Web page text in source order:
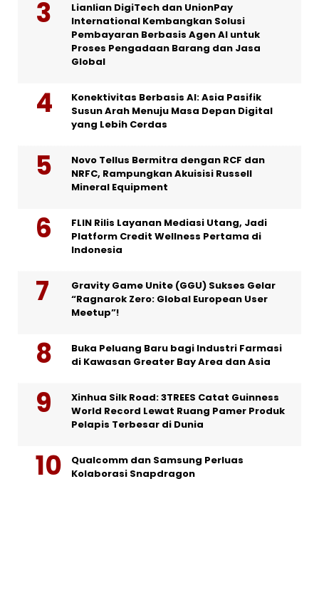
Lianlian DigiTech dan UnionPay
International Kembangkan Solusi
Pembayaran Berbasis Agen AI untuk
Proses Pengadaan Barang dan Jasa
Global
Konektivitas Berbasis AI: Asia Pasifik
Susun Arah Menuju Masa Depan Digital
yang Lebih Cerdas
Novo Tellus Bermitra dengan RCF dan
NRFC, Rampungkan Akuisisi Russell
Mineral Equipment
FLIN Rilis Layanan Mediasi Utang, Jadi
Platform Credit Wellness Pertama di
Indonesia
Gravity Game Unite (GGU) Sukses Gelar
“Ragnarok Zero: Global European User
Meetup”!
Buka Peluang Baru bagi Industri Farmasi
di Kawasan Greater Bay Area dan Asia
Xinhua Silk Road: 3TREES Catat Guinness
World Record Lewat Ruang Pamer Produk
Pelapis Terbesar di Dunia
Qualcomm dan Samsung Perluas
Kolaborasi Snapdragon